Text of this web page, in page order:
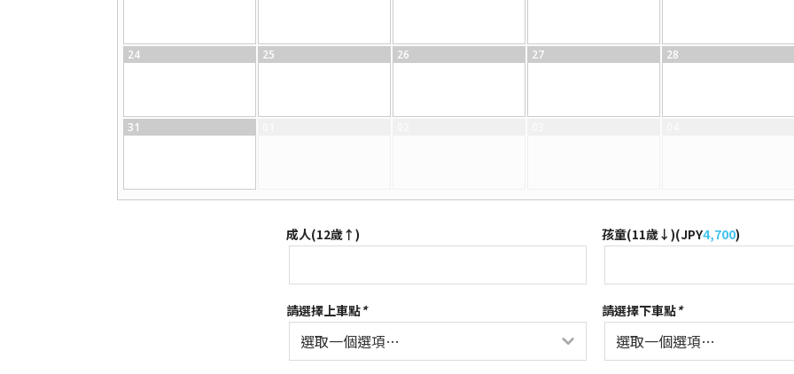
24 25 26 27 28
31
成人(12歲↑) 孩童(11歲↓)(JPY4,700)
請選擇上車點* 請選擇下車點*